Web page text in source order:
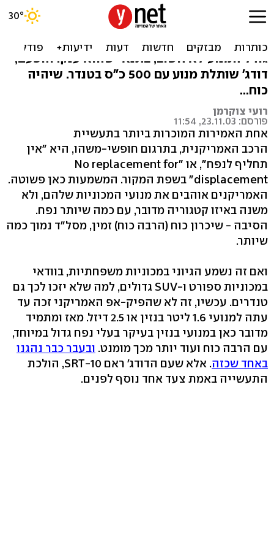
טנדר ארסי
בפעם המי-יודע-כמה, מוכיחים האמריקנים כי
גודל המנוע לא חשוב, בתנאי שהוא ענק. והפעם,
דודג' שותלת מנוע עם 500 כ"ס בטנדר. שיהיה
כוח...
רועי צוקרמן
פורסם: 23.11.03, 11:54
אחת האמירות המוכרות ביותר בתעשיית
הרכב האמריקנית, בתרגום חופשי-משהו, היא "אין
תחליף לנפח", או "No replacement for
displacement" בשפת המקור. המשמעות כאן פשוטה.
האמריקנים אוהבים את מנועי המכוניות שלהם, ולא
משנה באיזו קטגוריה מדובר, עם כמה שיותר נפח.
הסיבה - שיכרון כוח (הרבה כוח) זמין, מסל"ד נמוך כמה
שיותר.
ואם זה נשמע הגיוני במכוניות משפחתיות, בוודאי
במכוניות ספורט ו-SUV גדולים, למה שלא יזכו לכך גם
טנדרים. עכשיו, זה לא שהפיק-אפ האמריקני זכה עד
עתה למנועי 1.6 ליטר בנזין או 2.5 דיזל. מאז ומתמיד
מדובר כאן במנועי בנזין בעיקר בעלי נפח גדול במיוחד,
עם הרבה כוח ועוד יותר מכך מומנט. ובעבר כבר נהגנו
באחד שכזה
. אלא שעם הדודג' ראם SRT-10, הולכת
התעשייה באמת צעד אחד נוסף לפנים.